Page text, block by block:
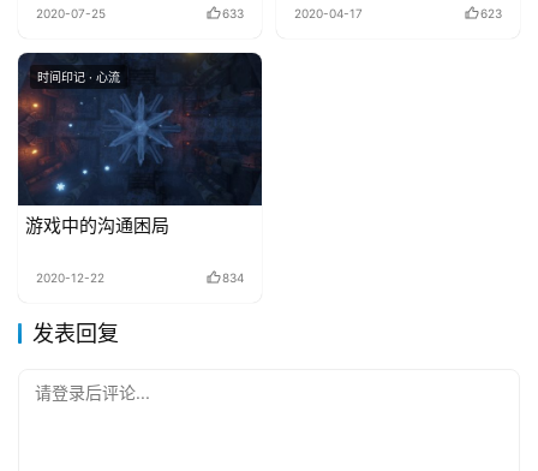
2020-07-25 633 2020-04-17 623
时间印记 · 心流
游戏中的沟通困局
2020-12-22 834
发表回复
请登录后评论...